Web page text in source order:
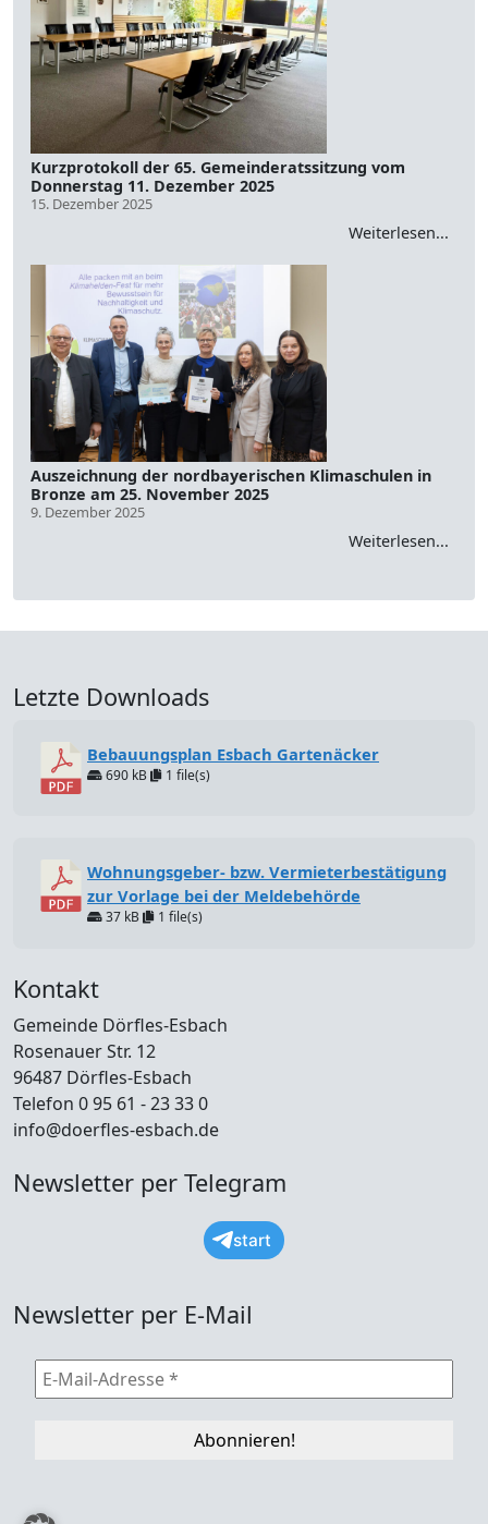
Kurzprotokoll der 65. Gemeinderatssitzung vom
Donnerstag 11. Dezember 2025
15. Dezember 2025
Weiterlesen...
Auszeichnung der nordbayerischen Klimaschulen in
Bronze am 25. November 2025
9. Dezember 2025
Weiterlesen...
Letzte Downloads
Bebauungsplan Esbach Gartenäcker
690 kB 1 file(s)
Wohnungsgeber- bzw. Vermieterbestätigung
zur Vorlage bei der Meldebehörde
37 kB 1 file(s)
Kontakt
Gemeinde Dörfles-Esbach
Rosenauer Str. 12
96487 Dörfles-Esbach
Telefon 0 95 61 - 23 33 0
info@doerfles-esbach.de
Newsletter per Telegram
start
Newsletter per E-Mail